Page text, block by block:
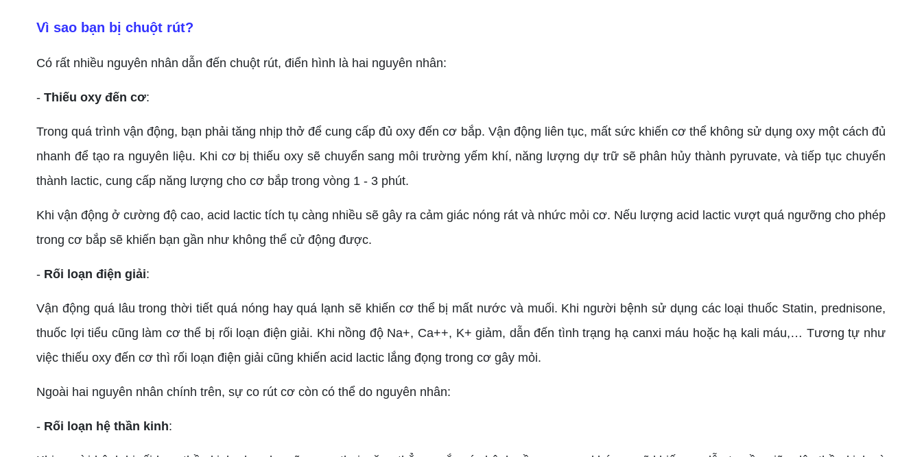
Vì sao bạn bị chuột rút?
Có rất nhiều nguyên nhân dẫn đến chuột rút, điển hình là hai nguyên nhân:
- Thiếu oxy đến cơ:
Trong quá trình vận động, bạn phải tăng nhịp thở để cung cấp đủ oxy đến cơ bắp. Vận động liên tục, mất sức khiến cơ thể không sử dụng oxy một cách đủ
nhanh để tạo ra nguyên liệu. Khi cơ bị thiếu oxy sẽ chuyển sang môi trường yếm khí, năng lượng dự trữ sẽ phân hủy thành pyruvate, và tiếp tục chuyển
thành lactic, cung cấp năng lượng cho cơ bắp trong vòng 1 - 3 phút.
Khi vận động ở cường độ cao, acid lactic tích tụ càng nhiều sẽ gây ra cảm giác nóng rát và nhức mỏi cơ. Nếu lượng acid lactic vượt quá ngưỡng cho phép
trong cơ bắp sẽ khiến bạn gần như không thể cử động được.
- Rối loạn điện giải:
Vận động quá lâu trong thời tiết quá nóng hay quá lạnh sẽ khiến cơ thể bị mất nước và muối. Khi người bệnh sử dụng các loại thuốc Statin, prednisone,
thuốc lợi tiểu cũng làm cơ thể bị rối loạn điện giải. Khi nồng độ Na+, Ca++, K+ giảm, dẫn đến tình trạng hạ canxi máu hoặc hạ kali máu,… Tương tự như
việc thiếu oxy đến cơ thì rối loạn điện giải cũng khiến acid lactic lắng đọng trong cơ gây mỏi.
Ngoài hai nguyên nhân chính trên, sự co rút cơ còn có thể do nguyên nhân:
- Rối loạn hệ thần kinh: